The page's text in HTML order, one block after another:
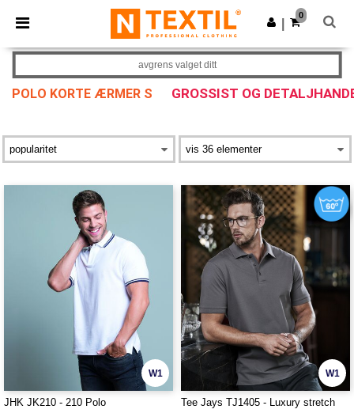
× Ntextil-app
Bedre priser i appen!
Last ned app
0
POLO KORTE ÆRMER S GROSSIST OG
avgrens valget ditt
W1
JHK JK210 - 210 Polo
W1
Tee Jays TJ1405 - Luxury stretch